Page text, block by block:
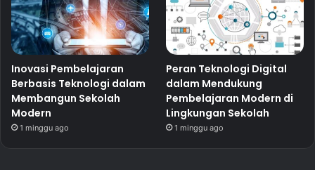
Inovasi Pembelajaran
Berbasis Teknologi dalam
Membangun Sekolah
Modern
1 minggu ago
Peran Teknologi Digital
dalam Mendukung
Pembelajaran Modern di
Lingkungan Sekolah
1 minggu ago